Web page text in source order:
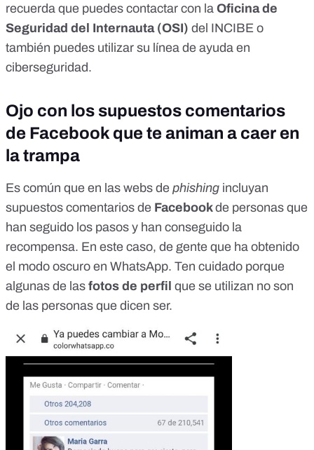
recuerda que puedes contactar con la Oficina de
Seguridad del Internauta(OSI) del INCIBE o
también puedes utilizar su línea de ayuda en
ciberseguridad.
Ojo con los supuestos comentarios
de Facebook que te animan a caer en
la trampa
Es común que en las webs de phishing incluyan
supuestos comentarios de Facebookde personas que
han seguido los pasos y han conseguido la
recompensa. En este caso, de gente que ha obtenido
el modo oscuro en WhatsApp. Ten cuidado porque
algunas de las fotos de perfil que se utilizan no son
de las personas que dicen ser.